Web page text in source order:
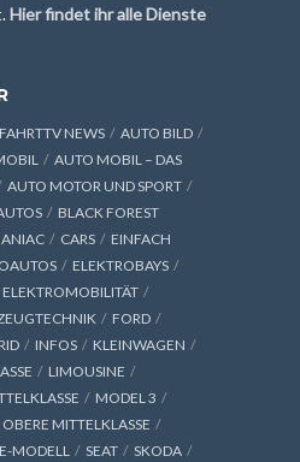
Hier findet ihr alle Dienste
NEWS
AUTO BILD
AUTO MOBIL – DAS
AUTO MOTOR UND SPORT
BLACK FOREST
CARS
EINFACH
ELEKTROBAYS
ELEKTROMOBILITÄT
FORD
INFOS
KLEINWAGEN
LIMOUSINE
MODEL 3
OBERE MITTELKLASSE
MODELL SEAT
SKODA